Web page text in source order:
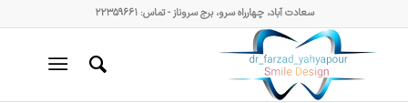
سعادت آباد، چهارراه سرو، برج سروناز - تماس: ۲۲۳۵۹۶۶۱